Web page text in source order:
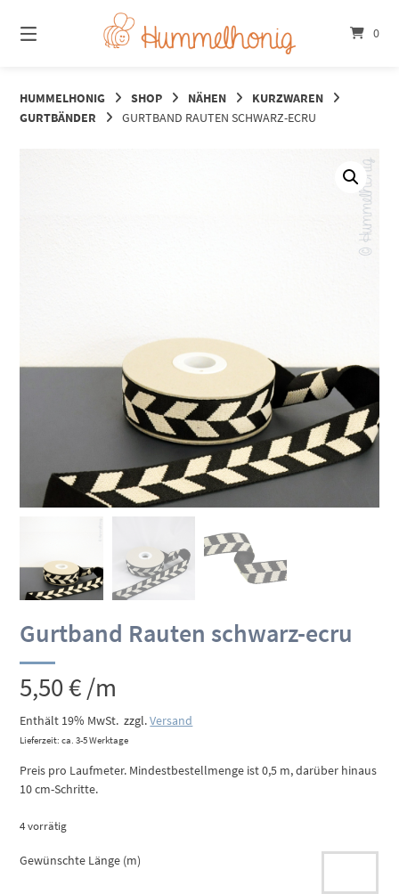
zum
Inhalt
0
HUMMELHONIG SHOP NÄHEN
KURZWAREN
GURTBÄNDER
GURTBAND RAUTEN SCHWARZ-ECRU
Gurtband Rauten schwarz-ecru
5,50€/m
Enthält 19% MwSt. zzgl.Versand
Lieferzeit: ca. 3-5 Werktage
Preis pro Laufmeter. Mindestbestellmenge ist 0,5 m, darüber hinaus
10 cm-Schritte.
4 vorrätig
Gewünschte Länge (m)